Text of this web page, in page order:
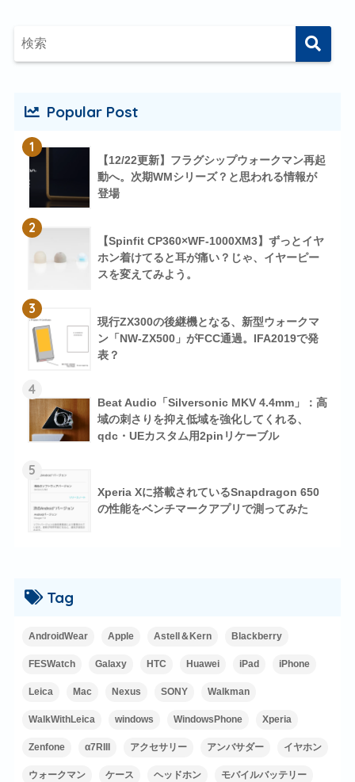
Popular Post
1
【12/22更新】フラグシップウォークマン再起
動へ。次期WMシリーズ？と思われる情報が
登場
2
【Spinfit CP360×WF-1000XM3】ずっとイヤ
ホン着けてると耳が痛い？じゃ、イヤーピー
スを変えてみよう。
3
現行ZX300の後継機となる、新型ウォークマ
ン「NW-ZX500」がFCC通過。IFA2019で発
表？
4
Beat Audio「Silversonic MKV 4.4mm」：高
域の刺さりを抑え低域を強化してくれる、
qdc・UEカスタム用2pinリケーブル
5
Xperia Xに搭載されているSnapdragon 650
の性能をベンチマークアプリで測ってみた
Tag
AndroidWear Apple Astell＆Kern Blackberry
FESWatch Galaxy HTC Huawei iPad iPhone
Leica Mac Nexus SONY Walkman
WalkWithLeica windows WindowsPhone Xperia
Zenfone α7RIII アクセサリー アンバサダー イヤホン
ウォークマン ケース ヘッドホン モバイルバッテリー